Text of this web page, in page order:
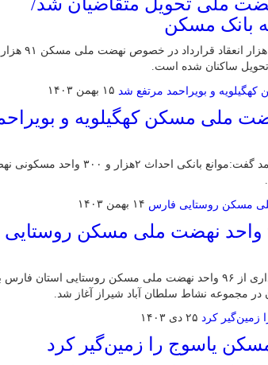
مدیرعامل بانک‌مسکن گفت: تاکنون از ۳۷۸
ساکنان شده است.
۱۵ بهمن ۱۴۰۳
۲۳۰۰واحد نهضت ملی مسکن کهگیلویه و
مدیرکل راه و شهرسازی کهگیلویه و بویراحمد گفت:موانع بانکی احداث ۲هزار و
۱۴ بهمن ۱۴۰۳
افتتاح و بهره‌برداری از ۹۶ واحد نهضت ملی مسکن روستایی
همزمان با دهه فجر انقلاب اسلامی بهره برداری از ۹۶ واحد نهضت ملی مسکن روستایی استان فارس
مجموعه نشاط سلطان آباد شیراز آغاز شد.
۲۵ دی ۱۴۰۳
یاسوج را زمین‌گیر کرد